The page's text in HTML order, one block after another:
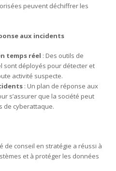
peuvent déchiffrer les
aux incidents
temps réel : Des outils de
sont déployés pour détecter et
activité suspecte.
: Un plan de réponse aux
s’assurer que la société peut
de cyberattaque.
de conseil en stratégie a réussi à
et à protéger les données